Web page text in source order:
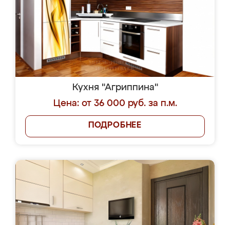
Кухня "Агриппина"
Цена: от 36 000 руб. за п.м.
ПОДРОБНЕЕ